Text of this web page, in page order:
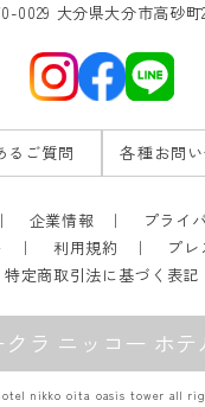
0029 大分県大分市高砂町
るご質問 各種お問
企業情報
プライ
利用規約
プレ
特定商取引法に基づく表記
クラ ニッコー ホテ
nikko oita oasis tower all